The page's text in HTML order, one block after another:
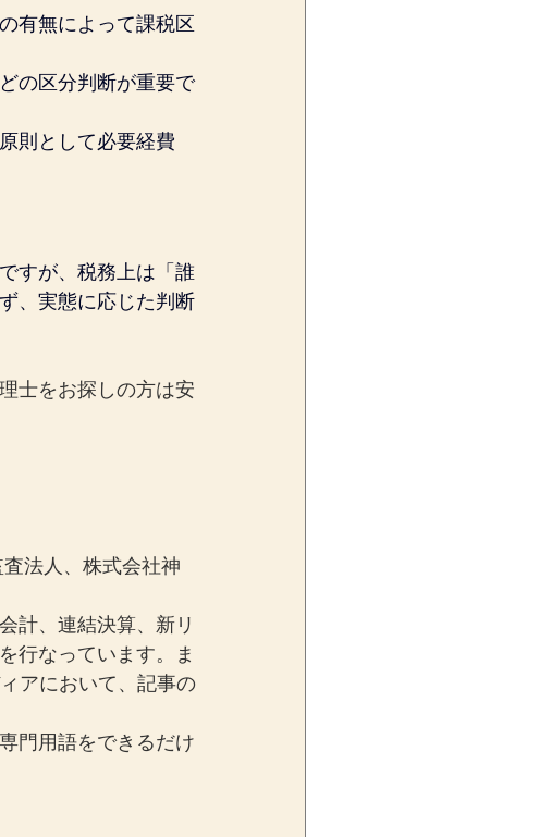
有無によって課税区
の区分判断が重要で
則として必要経費
すが、税務上は「誰
、実態に応じた判断
士をお探しの方は安
法人、株式会社神
計、連結決算、新リ
行なっています。ま
アにおいて、記事の
門用語をできるだけ